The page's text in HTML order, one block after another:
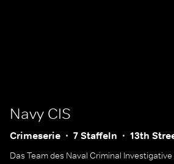
Navy CIS
Crimeserie 7 Staffeln 13th
Das Team des Naval Criminal